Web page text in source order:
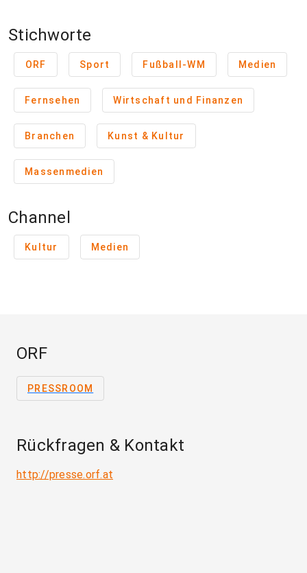
Stichworte
ORF Sport Fußball-WM Medien
Fernsehen Wirtschaft und Finanzen
Branchen Kunst & Kultur
Massenmedien
Channel
Kultur Medien
ORF
PRESSROOM
Rückfragen & Kontakt
http://presse.orf.at